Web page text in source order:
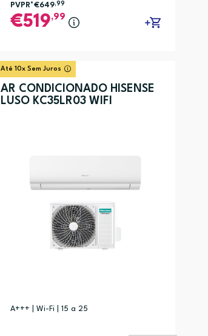
PVPR*€649,99
519,99
Até 10x Sem Juros
AR CONDICIONADO HISENSE
LUSO KC35LR03 WIFI
A+++ | Wi-Fi | 15 a 25